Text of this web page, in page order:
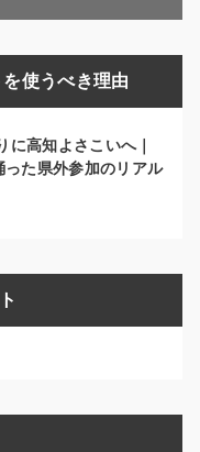
使うべき理由
に高知よさこいへ｜
った県外参加のリアル